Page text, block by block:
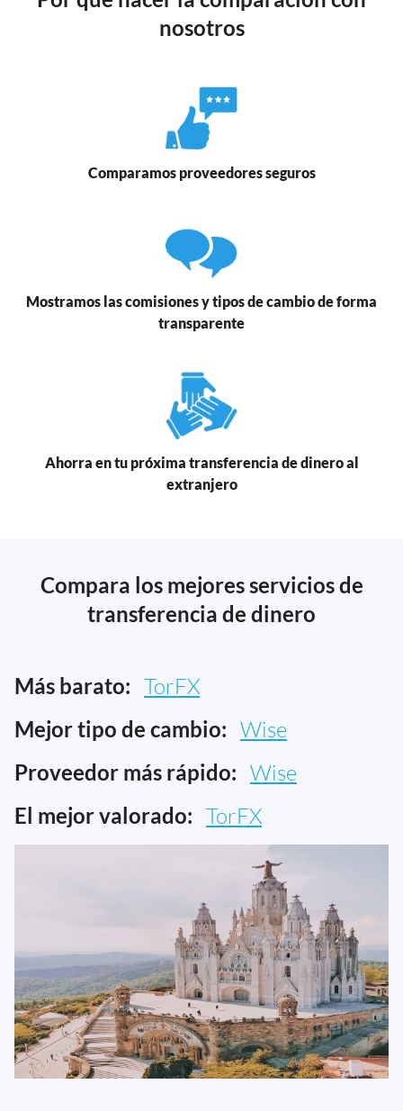
nosotros
Comparamos proveedores seguros
Mostramos las comisiones y tipos de cambio de forma
transparente
Ahorra en tu próxima transferencia de dinero al
extranjero
Compara los mejores servicios de
transferencia de dinero
Más barato: TorFX
Mejor tipo de cambio: Wise
Proveedor más rápido: Wise
El mejor valorado: TorFX